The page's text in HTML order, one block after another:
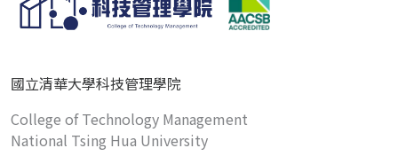
國立清華大學科技管理學院
College of Technology Management
National Tsing Hua University